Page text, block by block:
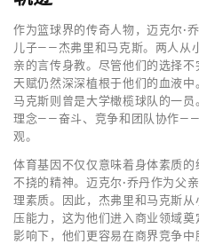
作为篮球界的传奇人物，迈克尔·
儿子——杰弗里和马克斯。两人从
亲的言传身教。尽管他们的选择
天赋仍然深深植根于他们的血液中
马克斯则曾是大学橄榄球队的一
理念——奋斗、竞争和团队协作——
观。
体育基因不仅仅意味着身体素质
不挠的精神。迈克尔·乔丹作为父
理素质。因此，杰弗里和马克斯
压能力，这为他们进入商业领域
影响下，他们更容易在商界竞争中